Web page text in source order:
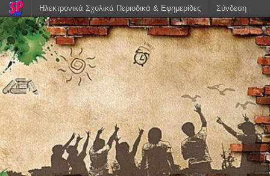
Ηλεκτρονικά Σχολικά Περιοδικά & Εφημερίδες Σύνδεση